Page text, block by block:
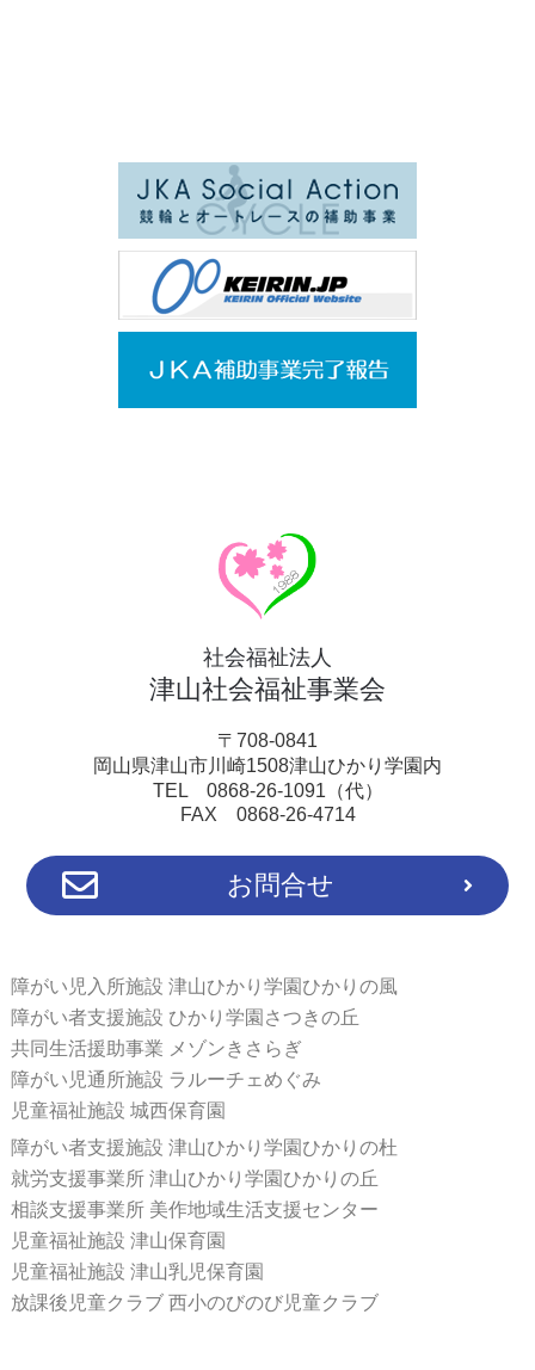
社会福祉法人
津山社会福祉事業会
〒708-0841
岡山県津山市川崎1508津山ひかり学園内
TEL 0868-26-1091（代）
FAX 0868-26-4714
お問合せ
障がい児入所施設 津山ひかり学園ひかりの風
障がい者支援施設 ひかり学園さつきの丘
共同生活援助事業 メゾンきさらぎ
障がい児通所施設 ラルーチェめぐみ
児童福祉施設 城西保育園
障がい者支援施設 津山ひかり学園ひかりの杜
就労支援事業所 津山ひかり学園ひかりの丘
相談支援事業所 美作地域生活支援センター
児童福祉施設 津山保育園
児童福祉施設 津山乳児保育園
放課後児童クラブ 西小のびのび児童クラブ